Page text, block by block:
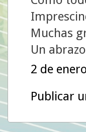
Muchas
Un
2 de
Publicar